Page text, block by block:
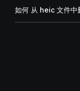
如何 从 heic 文件中